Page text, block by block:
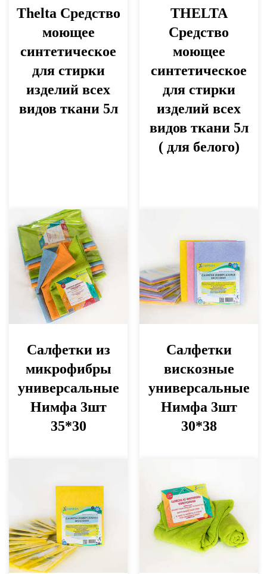
Thelta Средство
моющее
синтетическое
для стирки
изделий всех
видов ткани 5л
THELTA
Средство
моющее
синтетическое
для стирки
изделий всех
видов ткани 5л
( для белого)
Салфетки из
микрофибры
универсальные
Нимфа 3шт
35*30
Салфетки
вискозные
универсальные
Нимфа 3шт
30*38